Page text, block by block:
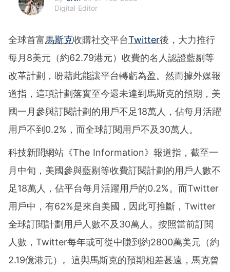
Digital Editor
全球首富馬斯克收購社交平台Twitter後，大力推行
每月8美元（約62.79港元）收費的名人認證藍剔等
改革計劃，盼藉此能讓平台轉虧為盈。然而據外媒報
道指，這項計劃落實至今還未達到馬斯克的預期，美
國一月參與訂閱計劃的用戶不足18萬人，佔每月活躍
用戶不到0.2%，而全球訂閱用戶不及30萬人。
科技新聞網站《The Information》報道指，截至一
月中旬，美國參與藍剔等收費訂閱計劃的用戶人數不
足18萬人，佔平台每月活躍用戶的0.2%。而Twitter
用戶中，有62%是來自美國，因此可推斷，Twitter
全球訂閱計劃用戶人數不及30萬人。按照當前訂閱
人數，Twitter每年或可從中賺到約2800萬美元（約
2.19億港元）。這與馬斯克的預期相差甚遠，馬克曾